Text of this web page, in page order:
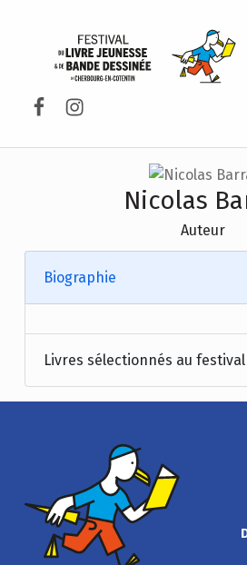
Facebook
Instagram
Nicolas
Auteur
Biographie
Livres sélectionnés au festival